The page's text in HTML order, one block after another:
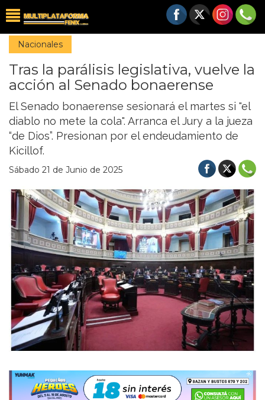
Nacionales
Tras la parálisis legislativa, vuelve la
acción al Senado bonaerense
El Senado bonaerense sesionará el martes si "el
diablo no mete la cola". Arranca el Jury a la jueza
“de Dios”. Presionan por el endeudamiento de
Kicillof.
Sábado 21 de Junio de 2025